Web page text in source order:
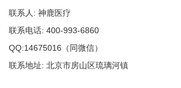
联系人: 神鹿医疗
联系电话: 400-993-6860
QQ:14675016（同微信）
联系地址: 北京市房山区琉璃河镇